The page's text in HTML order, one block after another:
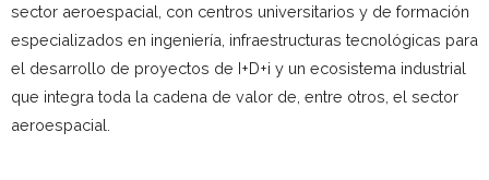
sector aeroespacial, con centros universitarios y de formación
especializados en ingeniería, infraestructuras tecnológicas para
el desarrollo de proyectos de I+D+i y un ecosistema industrial
que integra toda la cadena de valor de, entre otros, el sector
aeroespacial.